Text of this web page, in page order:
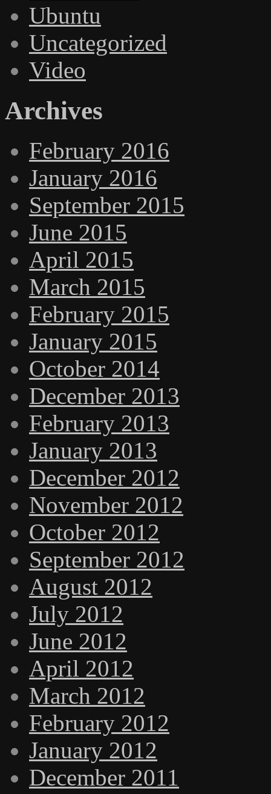
Ubuntu
Uncategorized
Video
Archives
February 2016
January 2016
September 2015
June 2015
April 2015
March 2015
February 2015
January 2015
October 2014
December 2013
February 2013
January 2013
December 2012
November 2012
October 2012
September 2012
August 2012
July 2012
June 2012
April 2012
March 2012
February 2012
January 2012
December 2011